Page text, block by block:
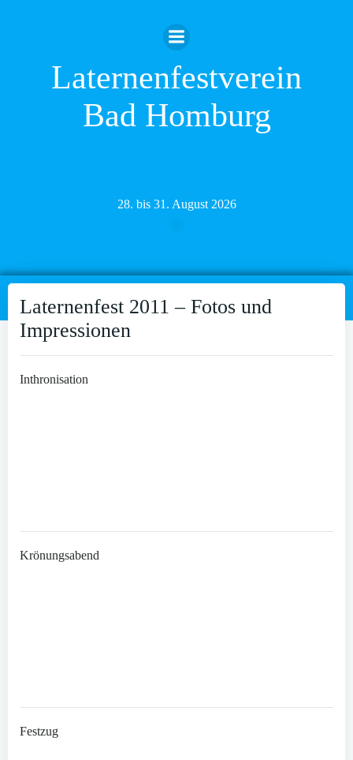
Inhalt
springen
Laternenfestverein
Bad Homburg
28. bis 31. August 2026
Laternenfest 2011 – Fotos und
Impressionen
Inthronisation
Krönungsabend
Festzug